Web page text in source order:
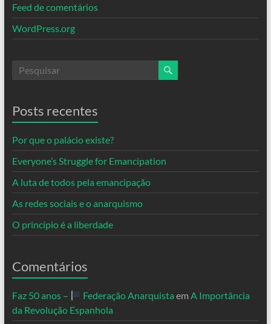
Feed de comentários
WordPress.org
Posts recentes
Por que o palácio existe?
Everyone’s Struggle for Emancipation
A luta de todos pela emancipação
As redes sociais e o anarquismo
O princípio é a liberdade
Comentários
Faz 50 anos – Federação Anarquista em A Importância
da Revolução Espanhola